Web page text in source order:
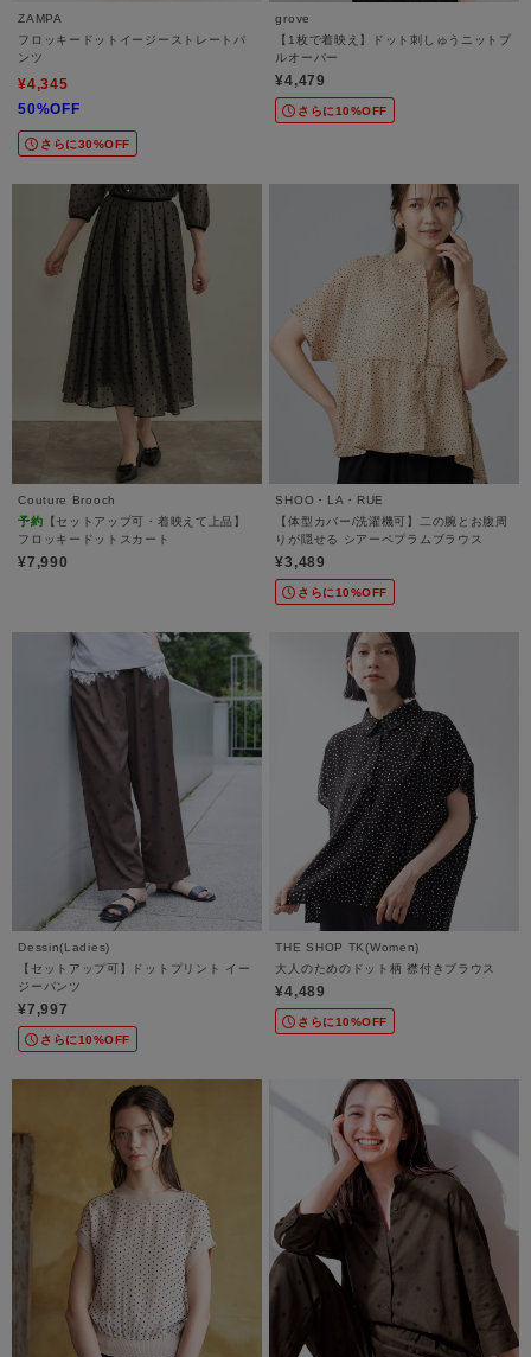
ZAMPA
フロッキードットイージーストレートパ
ンツ
¥4,345
50%OFF
さらに30%OFF
grove
【1枚で着映え】ドット刺しゅうニットプ
ルオーバー
¥4,479
さらに10%OFF
Couture Brooch
予約 【セットアップ可・着映えて上品】
フロッキードットスカート
¥7,990
SHOO・LA・RUE
【体型カバー/洗濯機可】二の腕とお腹周
りが隠せる シアーペプラムブラウス
¥3,489
さらに10%OFF
Dessin(Ladies)
【セットアップ可】ドットプリント イー
ジーパンツ
¥7,997
さらに10%OFF
THE SHOP TK(Women)
大人のためのドット柄 襟付きブラウス
¥4,489
さらに10%OFF